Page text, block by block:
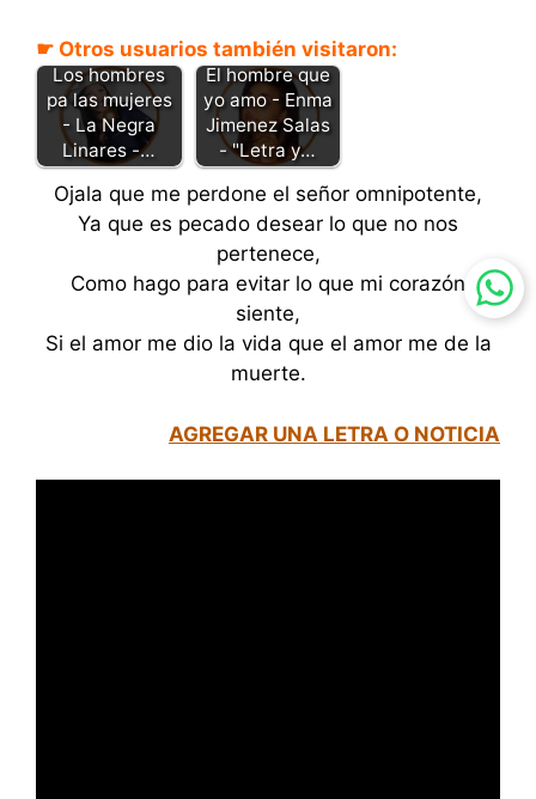
☛ Otros usuarios también visitaron:
Los hombres
pa las mujeres
- La Negra
Linares -…
El hombre que
yo amo - Enma
Jimenez Salas
- "Letra y…
Ojala que me perdone el señor omnipotente,
Ya que es pecado desear lo que no nos
pertenece,
Como hago para evitar lo que mi corazón
siente,
Si el amor me dio la vida que el amor me de la
muerte.
AGREGAR UNA LETRA O NOTICIA